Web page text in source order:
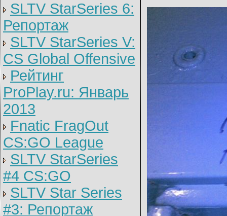
SLTV StarSeries 6:
Репортаж
SLTV StarSeries V:
CS Global Offensive
Рейтинг
ProPlay.ru: Январь
2013
Fnatic FragOut
CS:GO League
SLTV StarSeries
#4 CS:GO
SLTV Star Series
#3: Репортаж